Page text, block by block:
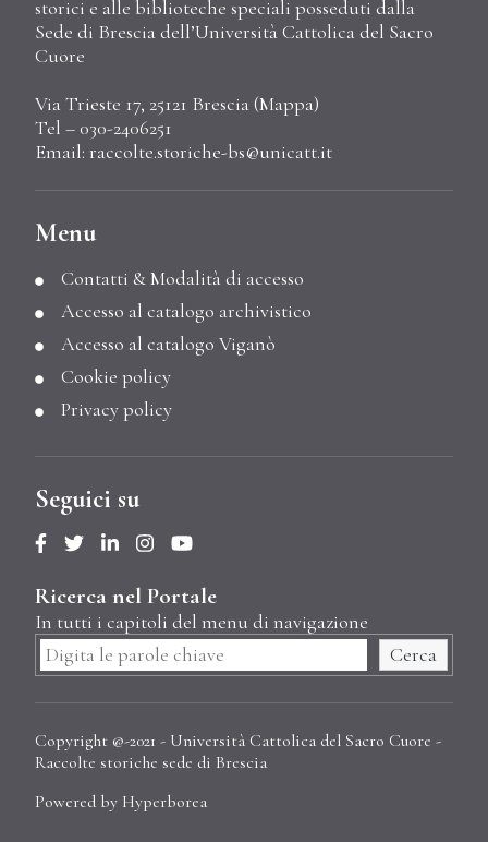
storici e alle biblioteche speciali posseduti dalla
Sede di Brescia dell’Università Cattolica del Sacro
Cuore
Via Trieste 17, 25121 Brescia (Mappa)
Tel – 030-2406251
Email: raccolte.storiche-bs@unicatt.it
Menu
Contatti & Modalità di accesso
Accesso al catalogo archivistico
Accesso al catalogo Viganò
Cookie policy
Privacy policy
Seguici su
Ricerca nel Portale
In tutti i capitoli del menu di navigazione
Cerca
Copyright @-2021 - Università Cattolica del Sacro Cuore -
Raccolte storiche sede di Brescia
Powered by Hyperborea